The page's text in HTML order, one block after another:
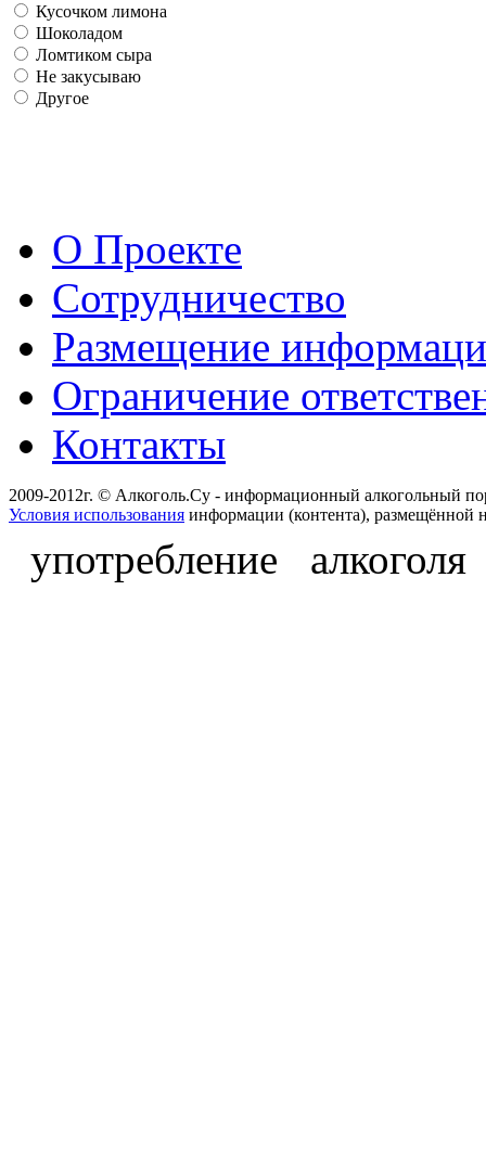
Кусочком лимона
Шоколадом
Ломтиком сыра
Не закусываю
Другое
О Проекте
Сотрудничество
Размещение
Ограничение
Контакты
2009-2012г. © Алкоголь.Су - информационный алкогольный
Условия использования информации (контента), размещённой
употребление